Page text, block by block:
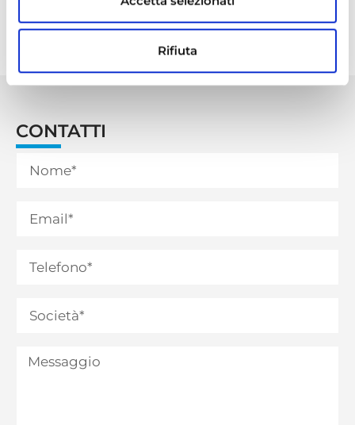
Rifiuta
l’approvazione del bilancio di esercizio al 31
CONTATTI